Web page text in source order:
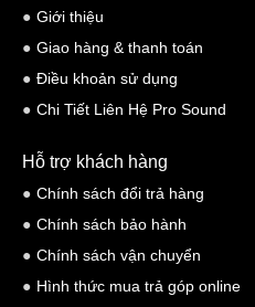
Giới thiệu
Giao hàng & thanh toán
Điều khoản sử dụng
Chi Tiết Liên Hệ Pro Sound
Hỗ trợ khách hàng
Chính sách đổi trả hàng
Chính sách bảo hành
Chính sách vận chuyển
Hình thức mua trả góp online